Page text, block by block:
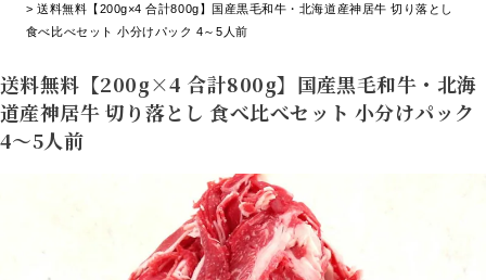
送料無料【200g×4 合計800g】国産黒毛和牛・北海道産神居牛 切り落とし
食べ比べセット 小分けパック 4～5人前
送料無料【200g×4 合計800g】国産黒毛和牛・北海
道産神居牛 切り落とし 食べ比べセット 小分けパック
4～5人前